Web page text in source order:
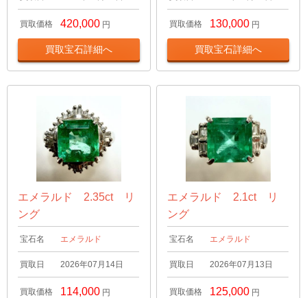
買取価格 420,000 円
買取宝石詳細へ
買取価格 130,000 円
買取宝石詳細へ
エメラルド 2.35ct リ
ング
宝石名 エメラルド
買取日 2026年07月14日
買取価格 114,000 円
エメラルド 2.1ct リ
ング
宝石名 エメラルド
買取日 2026年07月13日
買取価格 125,000 円